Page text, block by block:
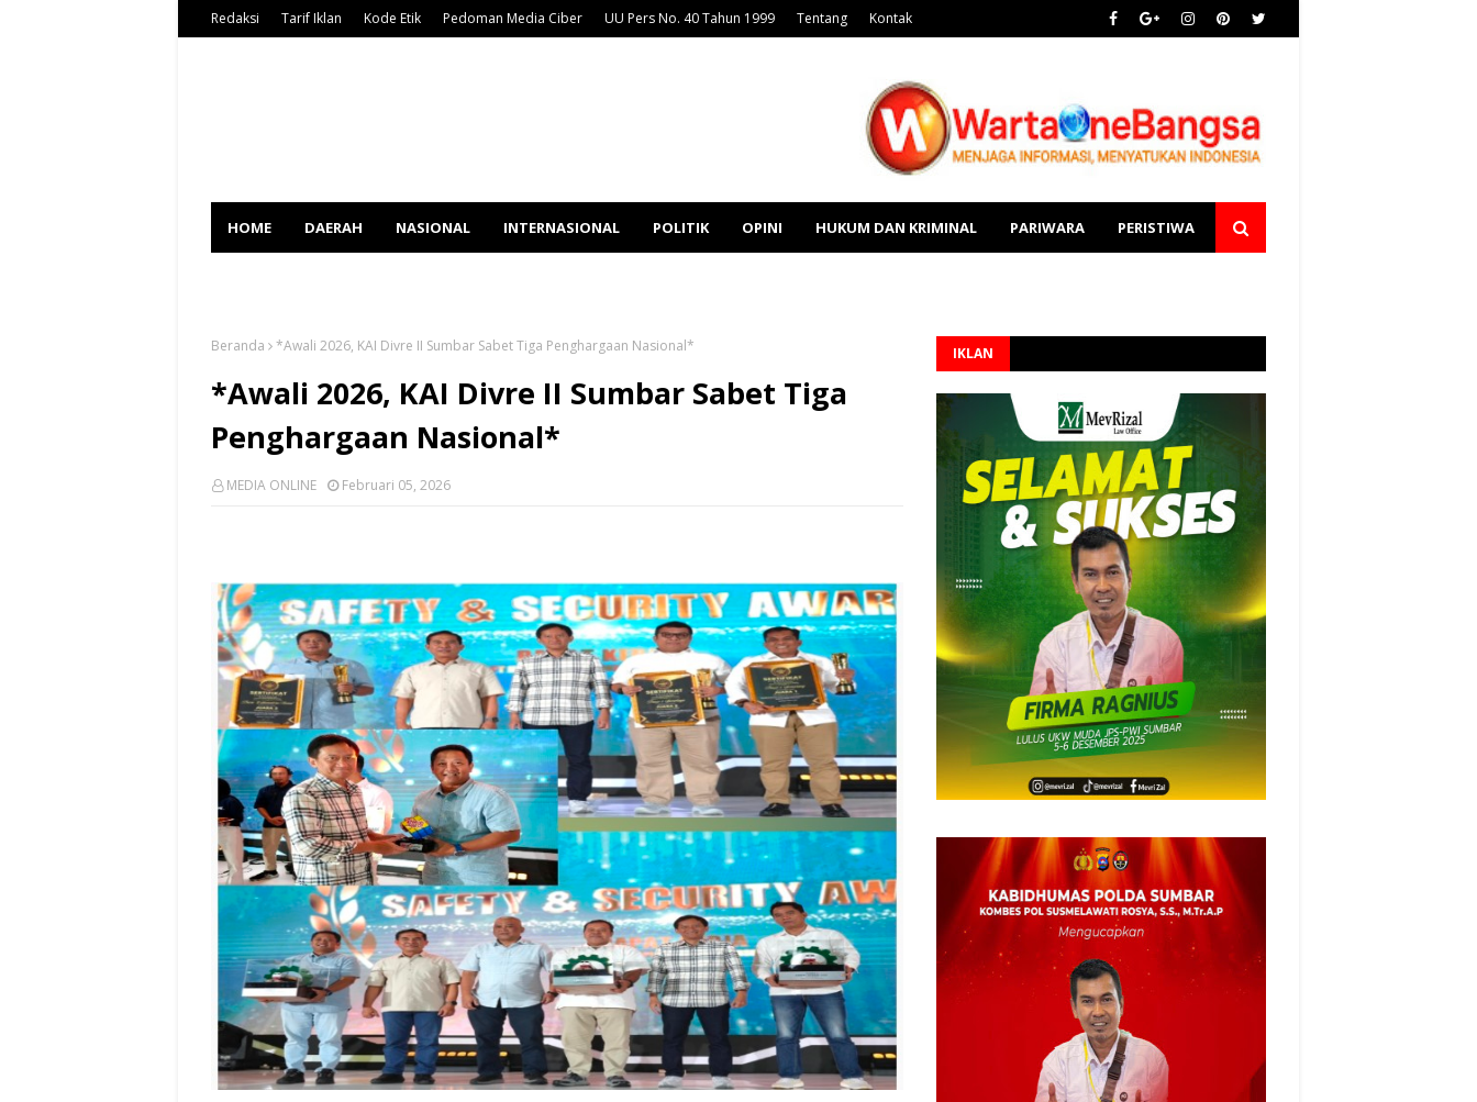
Redaksi Tarif Iklan Kode Etik Pedoman Media Ciber UU Pers No. 40 Tahun 1999 Tentang Kontak
HOME DAERAH NASIONAL INTERNASIONAL POLITIK OPINI HUKUM DAN KRIMINAL PARIWARA PERISTIWA
Beranda *Awali 2026, KAI Divre II Sumbar Sabet Tiga Penghargaan Nasional*
*Awali 2026, KAI Divre II Sumbar Sabet Tiga
Penghargaan Nasional*
MEDIA ONLINE Februari 05, 2026
IKLAN